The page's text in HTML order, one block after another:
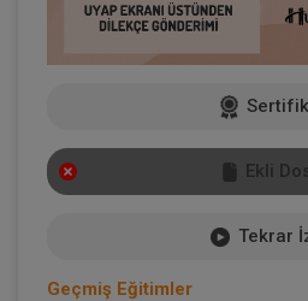
Ekli
Tekrar
Geçmiş Eğitimler